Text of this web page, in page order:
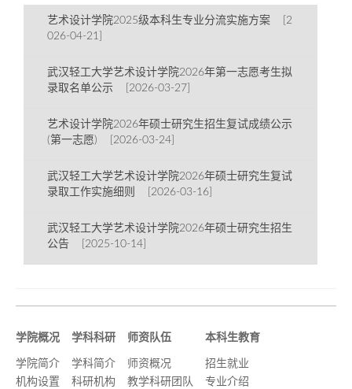
艺术设计学院2025级本科生专业分流实施方案 [2
026-04-21]
武汉轻工大学艺术设计学院2026年第一志愿考生拟
录取名单公示 [2026-03-27]
艺术设计学院2026年硕士研究生招生复试成绩公示
(第一志愿) [2026-03-24]
武汉轻工大学艺术设计学院2026年硕士研究生复试
录取工作实施细则 [2026-03-16]
武汉轻工大学艺术设计学院2026年硕士研究生招生
公告 [2025-10-14]
学院概况
学院简介
机构设置
学科科研
学科简介
科研机构
师资队伍
师资概况
教学科研团队
本科生教育
招生就业
专业介绍